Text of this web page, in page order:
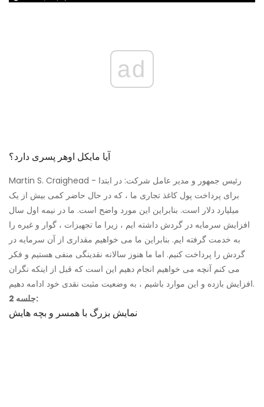
ad
آیا مایکل اوهر پسری دارد؟
Martin S. Craighead - رئیس جمهور و مدیر عامل شرکت: در ابتدا
برای پرداخت پول کاغذ تجاری ما ، که در حال حاضر کمی بیش از یک
میلیارد دلار است. بنابراین این مورد واضح است. ما در نیمه اول سال
افزایش سرمایه در گردش داشته ایم ، زیرا ما تجهیزات ، گوار و غیره را
به خدمت گرفته ایم. بنابراین ما می خواهیم مقداری از آن سرمایه در
گردش را پرداخت کنیم. اما ما هنوز سالانه نقدینگی منفی هستیم و فکر
می کنم آنچه می خواهیم انجام دهیم این است که قبل از اینکه نگران
افزایش بازده و این موارد باشیم ، به وضعیت مثبت نقدی خود ادامه دهیم.
جلسه 2:
نمایش بزرگ با همسر و بچه هایش